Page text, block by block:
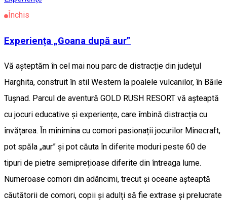
Închis
Experiența „Goana după aur”
Vă așteptăm în cel mai nou parc de distracție din județul
Harghita, construit în stil Western la poalele vulcanilor, în Băile
Tușnad. Parcul de aventură GOLD RUSH RESORT vă așteaptă
cu jocuri educative și experiențe, care îmbină distracția cu
învățarea. În minimina cu comori pasionații jocurilor Minecraft,
pot spăla „aur” și pot căuta în diferite moduri peste 60 de
tipuri de pietre semiprețioase diferite din întreaga lume.
Numeroase comori din adâncimi, trecut și oceane așteaptă
căutătorii de comori, copii și adulți să fie extrase și prelucrate